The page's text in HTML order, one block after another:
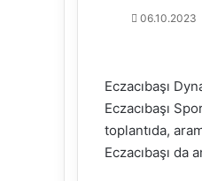
06.10.2023
Eczacıbaşı
Eczacıbaşı
toplantıda,
Eczacıbaşı da